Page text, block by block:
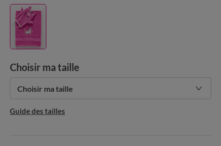
Choisir ma taille
Choisir ma taille
Guide des tailles